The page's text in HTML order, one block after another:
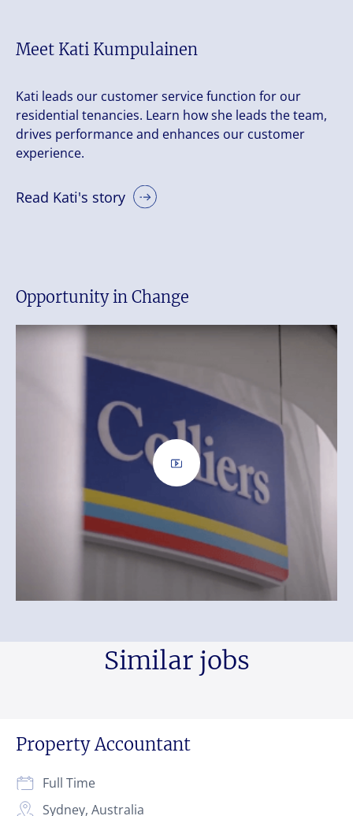
Meet Kati Kumpulainen
Kati leads our customer service function for our
residential tenancies. Learn how she leads the team,
drives performance and enhances our customer
experience.
Read Kati's story
Opportunity in Change
Similar jobs
Property Accountant
Sydney, Australia
Full Time